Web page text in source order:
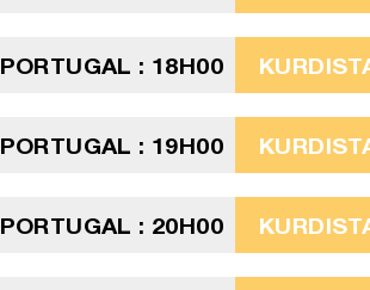
PORTUGAL : 18H00
PORTUGAL : 19H00
PORTUGAL : 20H00